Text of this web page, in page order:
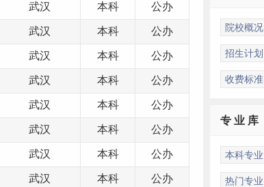
武汉 本科 公办
武汉 本科 公办
武汉 本科 公办
武汉 本科 公办
武汉 本科 公办
武汉 本科 公办
武汉 本科 公办
武汉 本科 公办
院校概况
招生计划
收费标准
专 业 库
本科专业
热门专业